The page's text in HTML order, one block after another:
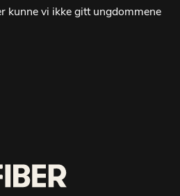
kunne vi ikke gitt ungdommene